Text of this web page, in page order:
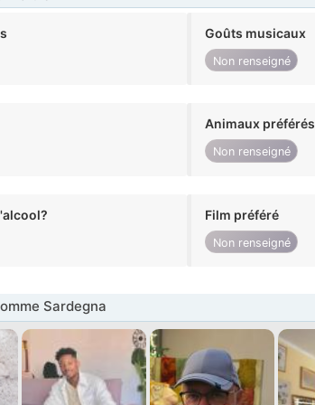
Goûts musicaux
Non renseigné
Animaux préférés
Non renseigné
Film préféré
Non renseigné
Sardegna